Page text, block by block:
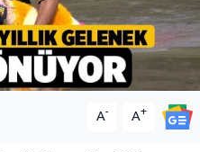
A- A+